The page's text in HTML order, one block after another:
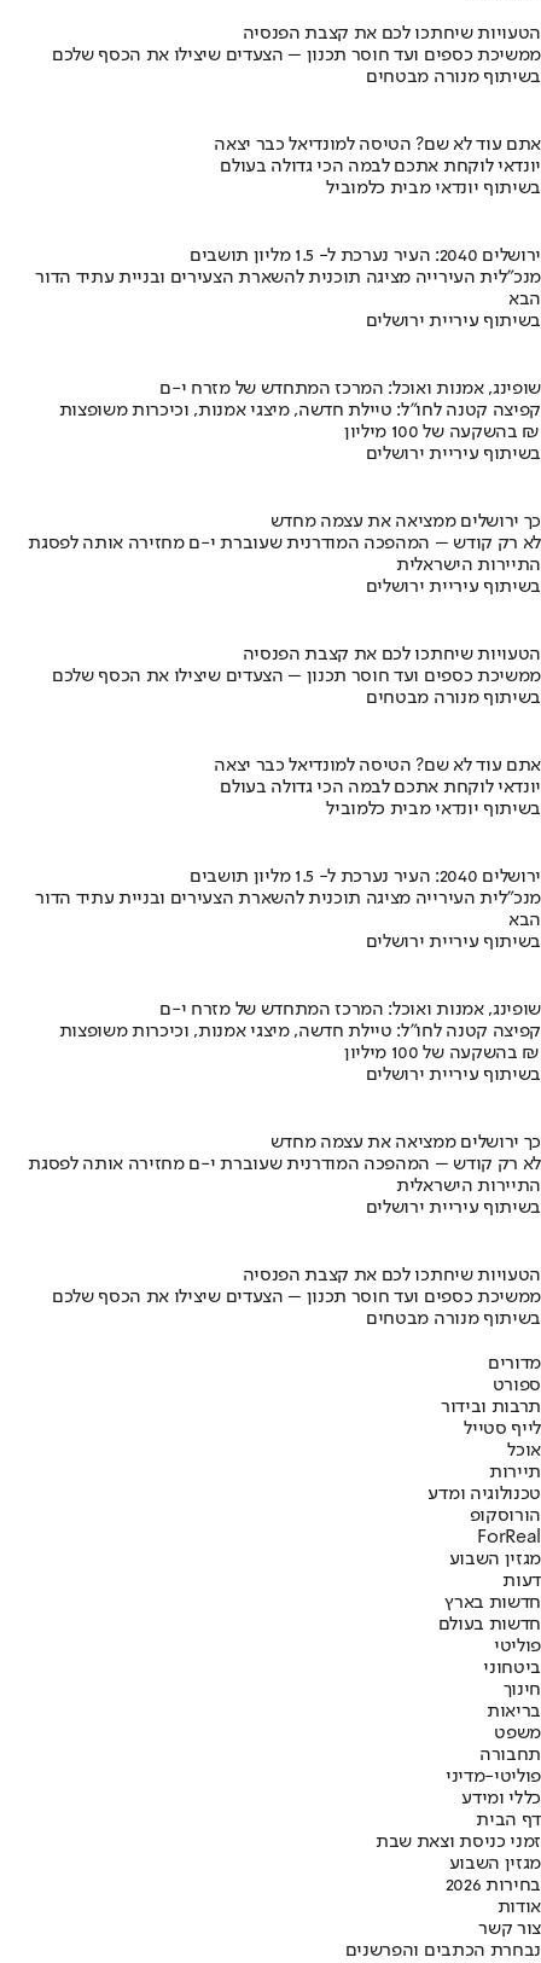
הטעויות שיחתכו לכם את קצבת הפנסיה
ממשיכת כספים ועד חוסר תכנון – הצעדים שיצילו את הכסף שלכם
בשיתוף מנורה מבטחים
אתם עוד לא שם? הטיסה למונדיאל כבר יצאה
יונדאי לוקחת אתכם לבמה הכי גדולה בעולם
בשיתוף יונדאי מבית כלמוביל
ירושלים 2040: העיר נערכת ל- 1.5 מליון תושבים
מנכ"לית העירייה מציגה תוכנית להשארת הצעירים ובניית עתיד הדור
הבא
בשיתוף עיריית ירושלים
שופינג, אמנות ואוכל: המרכז המתחדש של מזרח י-ם
קפיצה קטנה לחו"ל: טיילת חדשה, מיצגי אמנות, וכיכרות משופצות
בהשקעה של 100 מיליון ₪
בשיתוף עיריית ירושלים
כך ירושלים ממציאה את עצמה מחדש
לא רק קודש – המהפכה המודרנית שעוברת י-ם מחזירה אותה לפסגת
התיירות הישראלית
בשיתוף עיריית ירושלים
הטעויות שיחתכו לכם את קצבת הפנסיה
ממשיכת כספים ועד חוסר תכנון – הצעדים שיצילו את הכסף שלכם
בשיתוף מנורה מבטחים
אתם עוד לא שם? הטיסה למונדיאל כבר יצאה
יונדאי לוקחת אתכם לבמה הכי גדולה בעולם
בשיתוף יונדאי מבית כלמוביל
ירושלים 2040: העיר נערכת ל- 1.5 מליון תושבים
מנכ"לית העירייה מציגה תוכנית להשארת הצעירים ובניית עתיד הדור
הבא
בשיתוף עיריית ירושלים
שופינג, אמנות ואוכל: המרכז המתחדש של מזרח י-ם
קפיצה קטנה לחו"ל: טיילת חדשה, מיצגי אמנות, וכיכרות משופצות
בהשקעה של 100 מיליון ₪
בשיתוף עיריית ירושלים
כך ירושלים ממציאה את עצמה מחדש
לא רק קודש – המהפכה המודרנית שעוברת י-ם מחזירה אותה לפסגת
התיירות הישראלית
בשיתוף עיריית ירושלים
הטעויות שיחתכו לכם את קצבת הפנסיה
ממשיכת כספים ועד חוסר תכנון – הצעדים שיצילו את הכסף שלכם
בשיתוף מנורה מבטחים
מדורים
ספורט
תרבות ובידור
לייף סטייל
אוכל
תיירות
טכנולוגיה ומדע
הורוסקופ
ForReal
מגזין השבוע
דעות
חדשות בארץ
חדשות בעולם
פוליטי
ביטחוני
חינוך
בריאות
משפט
תחבורה
פוליטי-מדיני
כללי ומידע
דף הבית
זמני כניסת וצאת שבת
מגזין השבוע
בחירות 2026
אודות
צור קשר
נבחרת הכתבים והפרשנים